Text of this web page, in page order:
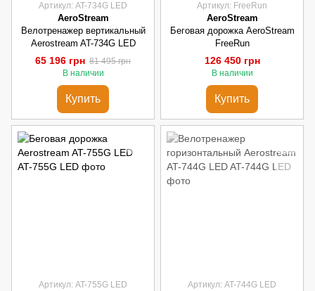
Артикул: AT-734G LED
AeroStream
Велотренажер вертикальный
Aerostream AT-734G LED
65 196 грн 81 495 грн
В наличии
Купить
Артикул: FreeRun
AeroStream
Беговая дорожка AeroStream
FreeRun
126 450 грн
В наличии
Купить
Артикул: AT-755G LED Артикул: AT-744G LED